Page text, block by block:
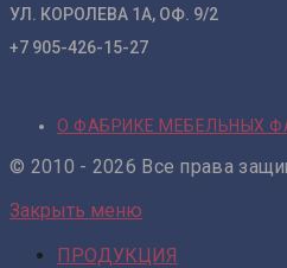
УЛ. КОРОЛЕВА 1А, ОФ. 9/2
+7 905-426-15-27 +7
О ФАБРИКЕ МЕБЕЛЬНЫХ
© 2010 - 2026 Все права
Закрыть меню
ПРОДУКЦИЯ